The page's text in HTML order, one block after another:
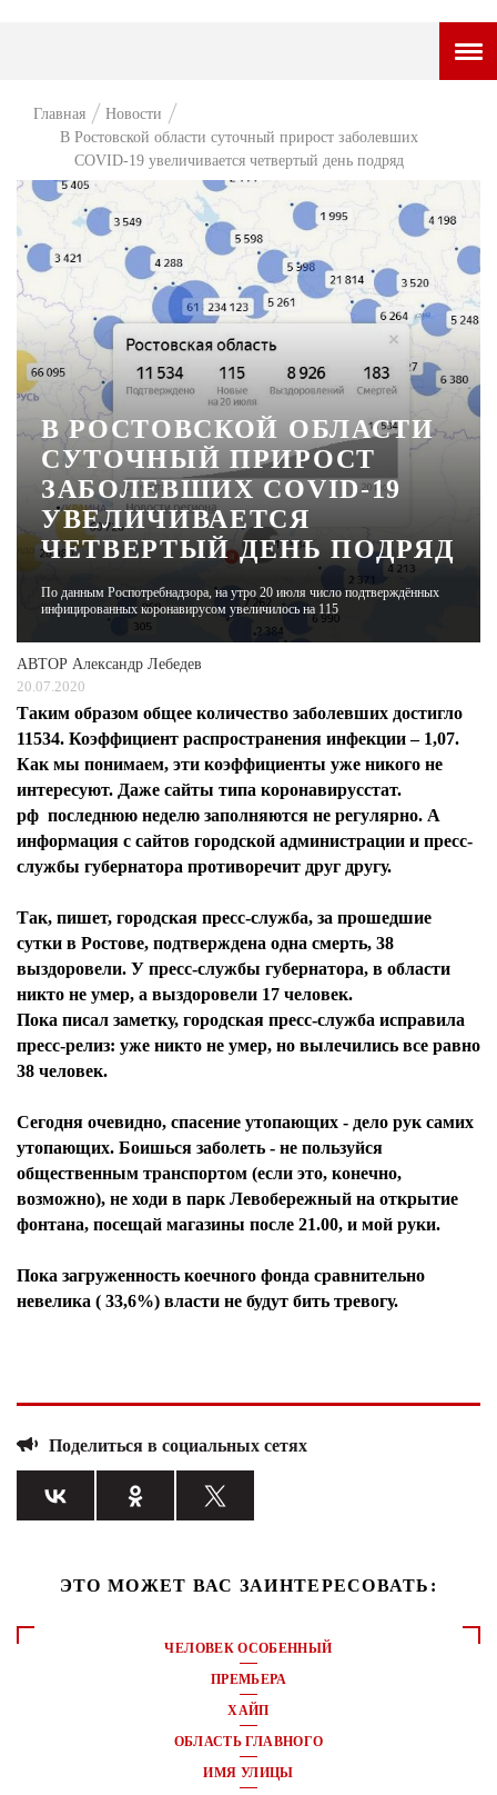
НОВОСТИ
ВОПРОС НЕДЕЛИ
ТАМ И ТУТ
СТИЛЬ ЖИЗНИ
ХАЙП
КУЛЬТ ЕДЫ
АФИША
ЖУРНАЛ
Главная
Новости
В Ростовской области суточный прирост заболевших
COVID-19 увеличивается четвертый день подряд
В РОСТОВСКОЙ ОБЛАСТИ
СУТОЧНЫЙ ПРИРОСТ
ЗАБОЛЕВШИХ COVID-19
УВЕЛИЧИВАЕТСЯ
ЧЕТВЕРТЫЙ ДЕНЬ ПОДРЯД
По данным Роспотребнадзора, на утро 20 июля число подтверждённых
инфицированных коронавирусом увеличилось на 115
АВТОР Александр Лебедев
20.07.2020
Таким образом общее количество заболевших достигло
11534. Коэффициент распространения инфекции – 1,07.
Как мы понимаем, эти коэффициенты уже никого не
интересуют. Даже сайты типа коронавирусстат.
рф последнюю неделю заполняются не регулярно. А
информация с сайтов городской администрации и пресс-
службы губернатора противоречит друг другу.
Так, пишет, городская пресс-служба, за прошедшие
сутки в Ростове, подтверждена одна смерть, 38
выздоровели. У пресс-службы губернатора, в области
никто не умер, а выздоровели 17 человек.
Пока писал заметку, городская пресс-служба исправила
пресс-релиз: уже никто не умер, но вылечились все равно
38 человек.
Сегодня очевидно, спасение утопающих - дело рук самих
утопающих. Боишься заболеть - не пользуйся
общественным транспортом (если это, конечно,
возможно), не ходи в парк Левобережный на открытие
фонтана, посещай магазины после 21.00, и мой руки.
Пока загруженность коечного фонда сравнительно
невелика ( 33,6%) власти не будут бить тревогу.
Поделиться в социальных сетях
ЭТО МОЖЕТ ВАС ЗАИНТЕРЕСОВАТЬ:
ЧЕЛОВЕК ОСОБЕННЫЙ
ПРЕМЬЕРА
ХАЙП
ОБЛАСТЬ ГЛАВНОГО
ИМЯ УЛИЦЫ